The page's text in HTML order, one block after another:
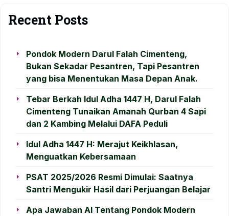
Recent Posts
Pondok Modern Darul Falah Cimenteng,
Bukan Sekadar Pesantren, Tapi Pesantren
yang bisa Menentukan Masa Depan Anak.
Tebar Berkah Idul Adha 1447 H, Darul Falah
Cimenteng Tunaikan Amanah Qurban 4 Sapi
dan 2 Kambing Melalui DAFA Peduli
Idul Adha 1447 H: Merajut Keikhlasan,
Menguatkan Kebersamaan
PSAT 2025/2026 Resmi Dimulai: Saatnya
Santri Mengukir Hasil dari Perjuangan Belajar
Apa Jawaban AI Tentang Pondok Modern